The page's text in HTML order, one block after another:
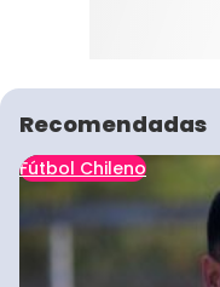
Recomendadas
Fútbol Chileno